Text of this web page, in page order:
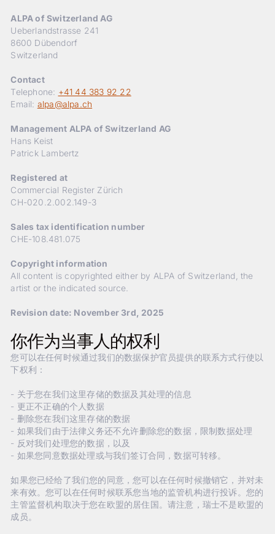
ALPA of Switzerland AG
Ueberlandstrasse 241
8600 Dübendorf
Switzerland
Contact
Telephone: +41 44 383 92 22
Email: alpa@alpa.ch
Management ALPA of Switzerland AG
Hans Keist
Patrick Lambertz
Registered at
Commercial Register Zürich
CH-020.2.002.149-3
Sales tax identification number
CHE-108.481.075
Copyright information
All content is copyrighted either by ALPA of Switzerland, the
artist or the indicated source.
Revision date: November 3rd, 2025
你作为当事人的权利
您可以在任何时候通过我们的数据保护官员提供的联系方式行使以
下权利：
- 关于您在我们这里存储的数据及其处理的信息
- 更正不正确的个人数据
- 删除您在我们这里存储的数据
- 如果我们由于法律义务还不允许删除您的数据，限制数据处理
- 反对我们处理您的数据，以及
- 如果您同意数据处理或与我们签订合同，数据可转移。
如果您已经给了我们您的同意，您可以在任何时候撤销它，并对未
来有效。您可以在任何时候联系您当地的监管机构进行投诉。您的
主管监督机构取决于您在欧盟的居住国。请注意，瑞士不是欧盟的
成员。